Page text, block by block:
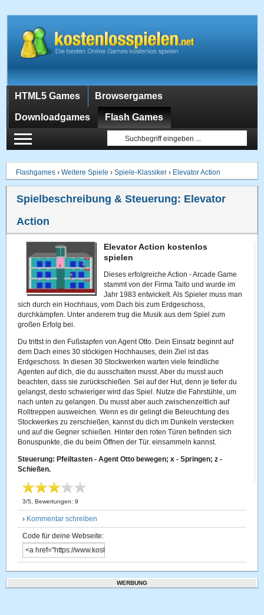
HTML5 Games Browsergames
Downloadgames Flash Games
Flashgames ›Weitere Spiele ›Spiele-Klassiker › Elevator Action
Spielbeschreibung & Steuerung: Elevator
Action
Elevator Action kostenlos
spielen
Dieses erfolgreiche Action - Arcade Game
stammt von der Firma Taito und wurde im
Jahr 1983 entwickelt. Als Spieler muss man
sich durch ein Hochhaus, vom Dach bis zum Erdgeschoss,
durchkämpfen. Unter anderem trug die Musik aus dem Spiel zum
großen Erfolg bei.
Du trittst in den Fußstapfen von Agent Otto. Dein Einsatz beginnt auf
dem Dach eines 30 stöckigen Hochhauses, dein Ziel ist das
Erdgeschoss. In diesen 30 Stockwerken warten viele feindliche
Agenten auf dich, die du ausschalten musst. Aber du musst auch
beachten, dass sie zurückschießen. Sei auf der Hut, denn je tiefer du
gelangst, desto schwieriger wird das Spiel. Nutze die Fahrstühle, um
nach unten zu gelangen. Du musst aber auch zwischenzeitlich auf
Rolltreppen ausweichen. Wenn es dir gelingt die Beleuchtung des
Stockwerkes zu zerschießen, kannst du dich im Dunkeln verstecken
und auf die Gegner schießen. Hinter den roten Türen befinden sich
Bonuspunkte, die du beim Öffnen der Tür. einsammeln kannst.
Steuerung: Pfeiltasten - Agent Otto bewegen; x - Springen; z -
Schießen.
3/5 , Bewertungen:9
› Kommentar schreiben
Code für deine Webseite:
WERBUNG